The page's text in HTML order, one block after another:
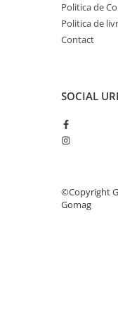
Masini de tocat carne
Tensiune/
Tensiunea
Frecvență
Greutate
Politica de
Politica de
Contact
SOCIAL
©Copyright
Gomag